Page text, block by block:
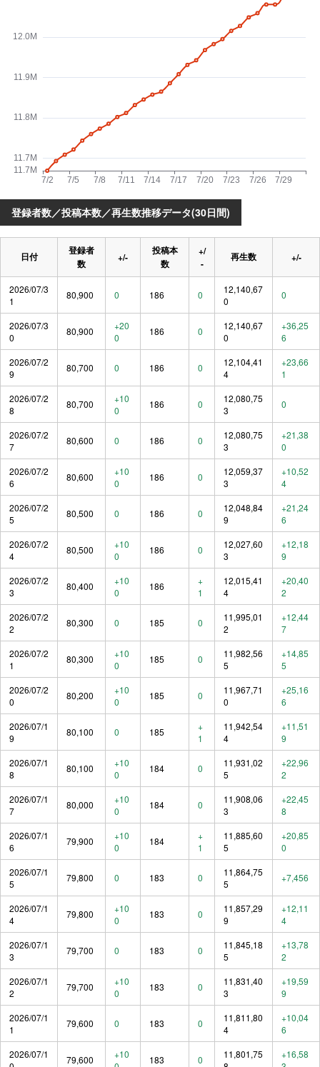
登録者数／投稿本数／再生数推移データ(30日間)
日付
登録者
数
+/-
投稿本
数
+/
-
再生数 +/-
2026/07/3
1
80,900 0 186 0
12,140,67
0
0
2026/07/3
0
80,900
+20
0
186 0
12,140,67
0
+36,25
6
2026/07/2
9
80,700 0 186 0
12,104,41
4
+23,66
1
2026/07/2
8
80,700
+10
0
186 0
12,080,75
3
0
2026/07/2
7
80,600 0 186 0
12,080,75
3
+21,38
0
2026/07/2
6
80,600
+10
0
186 0
12,059,37
3
+10,52
4
2026/07/2
5
80,500 0 186 0
12,048,84
9
+21,24
6
2026/07/2
4
80,500
+10
0
186 0
12,027,60
3
+12,18
9
2026/07/2
3
80,400
+10
0
186
+
1
12,015,41
4
+20,40
2
2026/07/2
2
80,300 0 185 0
11,995,01
2
+12,44
7
2026/07/2
1
80,300
+10
0
185 0
11,982,56
5
+14,85
5
2026/07/2
0
80,200
+10
0
185 0
11,967,71
0
+25,16
6
2026/07/1
9
80,100 0 185
+
1
11,942,54
4
+11,51
9
2026/07/1
8
80,100
+10
0
184 0
11,931,02
5
+22,96
2
2026/07/1
7
80,000
+10
0
184 0
11,908,06
3
+22,45
8
2026/07/1
6
79,900
+10
0
184
+
1
11,885,60
5
+20,85
0
2026/07/1
5
79,800 0 183 0
11,864,75
5
+7,456
2026/07/1
4
79,800
+10
0
183 0
11,857,29
9
+12,11
4
2026/07/1
3
79,700 0 183 0
11,845,18
5
+13,78
2
2026/07/1
2
79,700
+10
0
183 0
11,831,40
3
+19,59
9
2026/07/1
1
79,600 0 183 0
11,811,80
4
+10,04
6
2026/07/1
79,600
+10
183 0
11,801,75
+16,58